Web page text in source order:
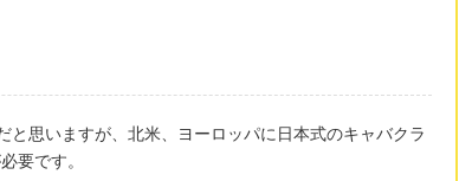
思いますが、北米、ヨーロッパに日本式のキャバクラ
要です。